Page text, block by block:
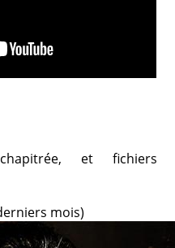
et fichiers
mois)